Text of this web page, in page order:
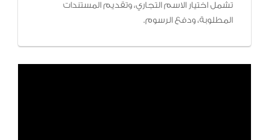
تشمل اختيار الاسم التجاري، وتقديم المستندات
المطلوبة، ودفع الرسوم.